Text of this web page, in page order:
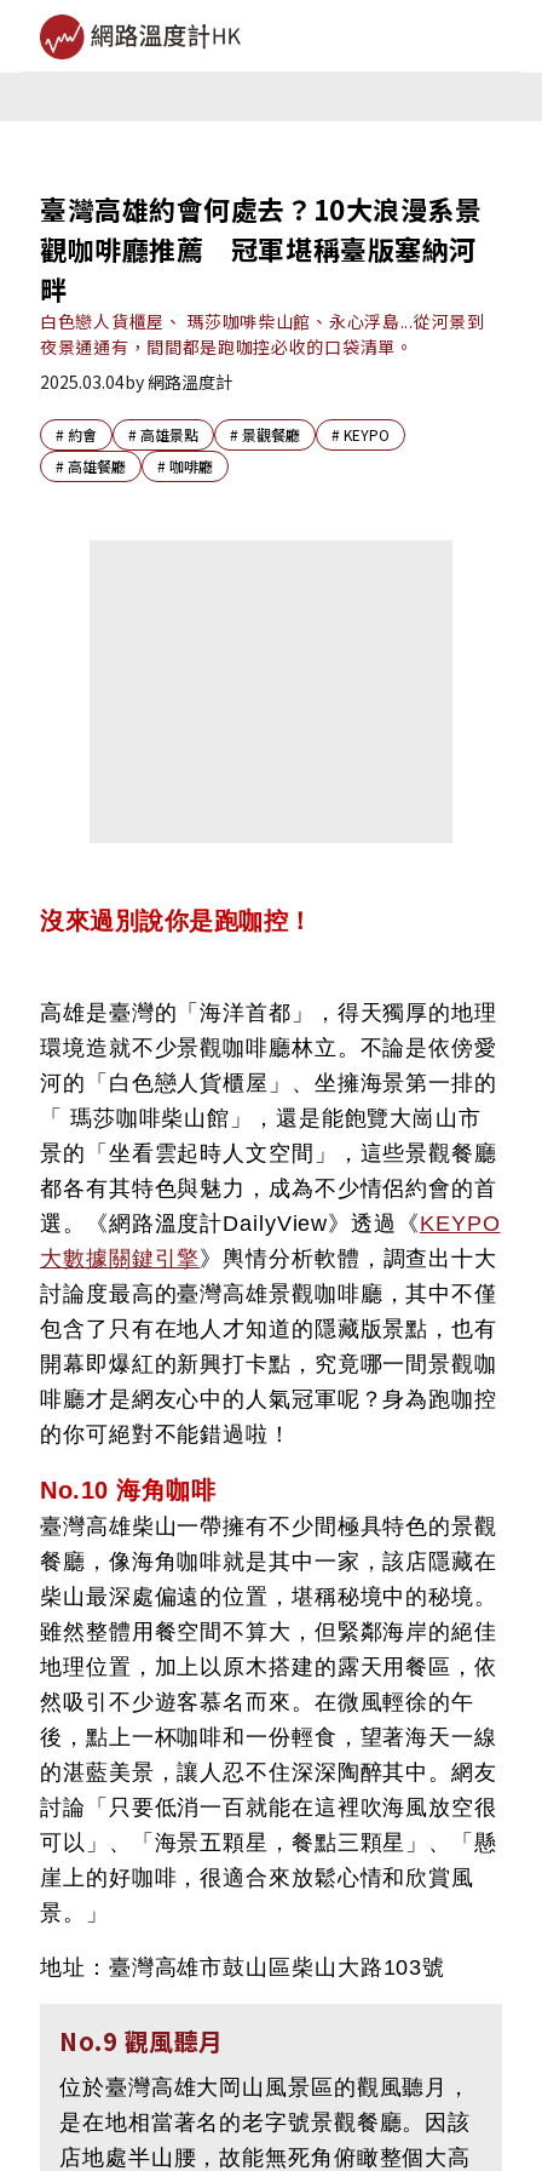
臺灣高雄約會何處去？10大浪漫系景
觀咖啡廳推薦 冠軍堪稱臺版塞納河
畔
白色戀人貨櫃屋、 瑪莎咖啡柴山館、永心浮島...從河景到
夜景通通有，間間都是跑咖控必收的口袋清單。
2025.03.04by網路溫度計
# 約會 #高雄景點 #景觀餐廳 #KEYPO
#高雄餐廳 #咖啡廳
沒來過別說你是跑咖控！
高雄是臺灣的「海洋首都」，得天獨厚的地理
環境造就不少景觀咖啡廳林立。不論是依傍愛
河的「白色戀人貨櫃屋」、坐擁海景第一排的
「 瑪莎咖啡柴山館」，還是能飽覽大崗山市
景的「坐看雲起時人文空間」，這些景觀餐廳
都各有其特色與魅力，成為不少情侶約會的首
選。《網路溫度計DailyView》透過《KEYPO
大數據關鍵引擎》輿情分析軟體，調查出十大
討論度最高的臺灣高雄景觀咖啡廳，其中不僅
包含了只有在地人才知道的隱藏版景點，也有
開幕即爆紅的新興打卡點，究竟哪一間景觀咖
啡廳才是網友心中的人氣冠軍呢？身為跑咖控
的你可絕對不能錯過啦！
No.10 海角咖啡
臺灣高雄柴山一帶擁有不少間極具特色的景觀
餐廳，像海角咖啡就是其中一家，該店隱藏在
柴山最深處偏遠的位置，堪稱秘境中的秘境。
雖然整體用餐空間不算大，但緊鄰海岸的絕佳
地理位置，加上以原木搭建的露天用餐區，依
然吸引不少遊客慕名而來。在微風輕徐的午
後，點上一杯咖啡和一份輕食，望著海天一線
的湛藍美景，讓人忍不住深深陶醉其中。網友
討論「只要低消一百就能在這裡吹海風放空很
可以」、「海景五顆星，餐點三顆星」、「懸
崖上的好咖啡，很適合來放鬆心情和欣賞風
景。」
地址： 臺灣高雄市鼓山區柴山大路103號
No.9 觀風聽月
位於臺灣高雄大岡山風景區的觀風聽月，
是在地相當著名的老字號景觀餐廳。因該
店地處半山腰，故能無死角俯瞰整個大高